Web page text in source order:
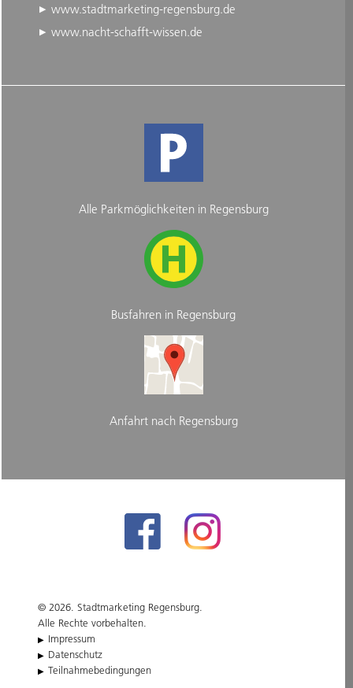
www.stadtmarketing-regensburg.de
www.nacht-schafft-wissen.de
Alle Parkmöglichkeiten in Regensburg
Busfahren in Regensburg
Anfahrt nach Regensburg
© 2026. Stadtmarketing Regensburg.
Alle Rechte vorbehalten.
Impressum
Datenschutz
Teilnahmebedingungen